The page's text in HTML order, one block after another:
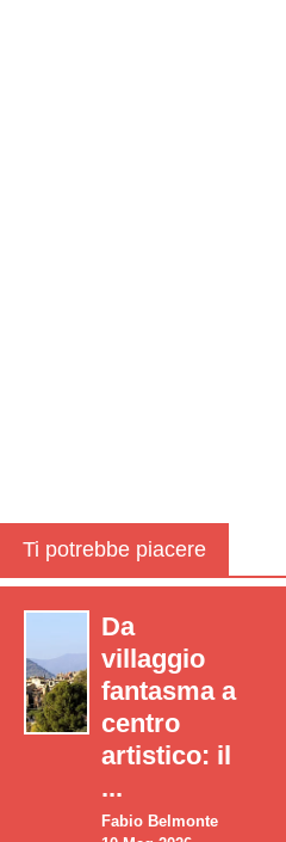
Ti potrebbe piacere
Da
villaggio
fantasma a
centro
artistico: il
...
Fabio Belmonte